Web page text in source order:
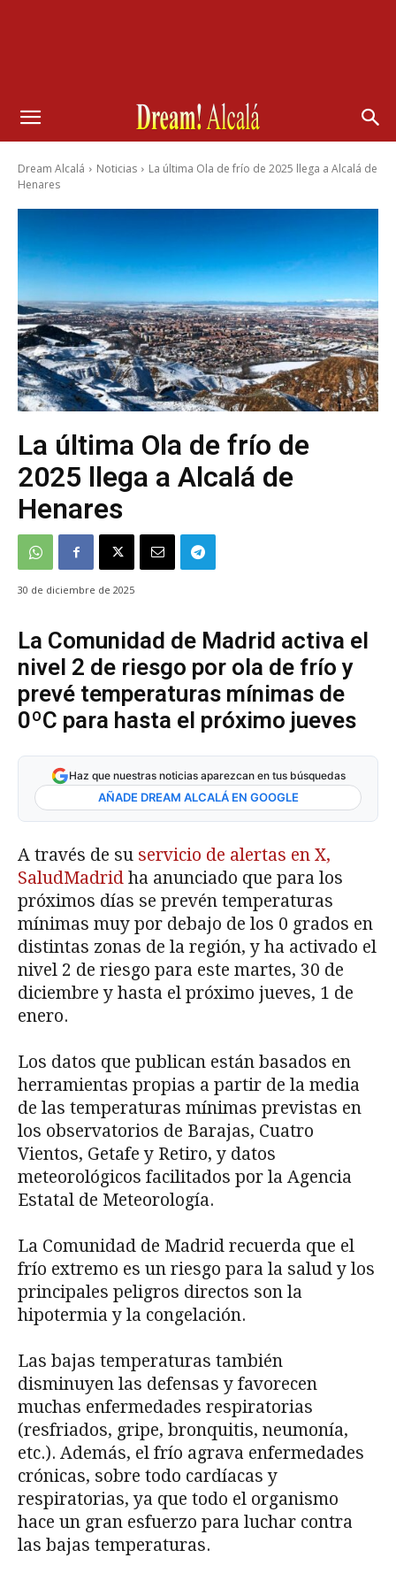
Dream Alcalá Noticias
La última Ola de frío de 2025 llega a Alcalá de
Henares
La última Ola de frío de
2025 llega a Alcalá de
Henares
30 de diciembre de 2025
La Comunidad de Madrid activa el
nivel 2 de riesgo por ola de frío y
prevé temperaturas mínimas de
0ºC para hasta el próximo jueves
Haz que nuestras noticias aparezcan en tus búsquedas
AÑADE DREAM ALCALÁ EN GOOGLE
A través de su servicio de alertas en X,
SaludMadrid ha anunciado que para los
próximos días se prevén temperaturas
mínimas muy por debajo de los 0 grados en
distintas zonas de la región, y ha activado el
nivel 2 de riesgo para este martes, 30 de
diciembre y hasta el próximo jueves, 1 de
enero.
Los datos que publican están basados en
herramientas propias a partir de la media
de las temperaturas mínimas previstas en
los observatorios de Barajas, Cuatro
Vientos, Getafe y Retiro, y datos
meteorológicos facilitados por la Agencia
Estatal de Meteorología.
La Comunidad de Madrid recuerda que el
frío extremo es un riesgo para la salud y los
principales peligros directos son la
hipotermia y la congelación.
Las bajas temperaturas también
disminuyen las defensas y favorecen
muchas enfermedades respiratorias
(resfriados, gripe, bronquitis, neumonía,
etc.). Además, el frío agrava enfermedades
crónicas, sobre todo cardíacas y
respiratorias, ya que todo el organismo
hace un gran esfuerzo para luchar contra
las bajas temperaturas.